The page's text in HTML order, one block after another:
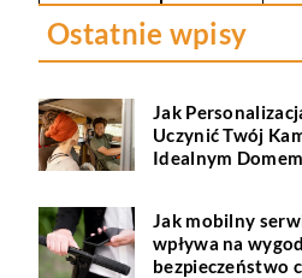
Ostatnie wpisy
Jak
Uczynić Twój
Idealnym
Jak mobilny
wpływa na
bezpieczeństwo